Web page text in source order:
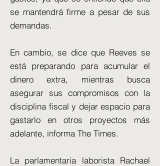
se mantendrá firme a pesar de sus
demandas.
En cambio, se dice que Reeves se
está preparando para acumular el
dinero extra, mientras busca
asegurar sus compromisos con la
disciplina fiscal y dejar espacio para
gastarlo en otros proyectos más
adelante, informa The Times.
La parlamentaria laborista Rachael